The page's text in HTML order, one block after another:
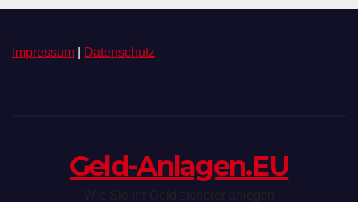
Impressum Datenschutz
Geld-Anlagen.EU